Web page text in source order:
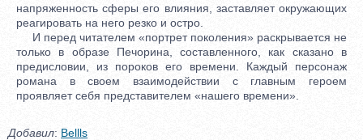
напряженность сферы его влияния, заставляет окружающих
реагировать на него резко и остро.
И перед читателем «портрет поколения» раскрывается не
только в образе Печорина, составленного, как сказано в
предисловии, из пороков его времени. Каждый персонаж
романа в своем взаимодействии с главным героем
проявляет себя представителем «нашего времени».
Добавил: Bellls